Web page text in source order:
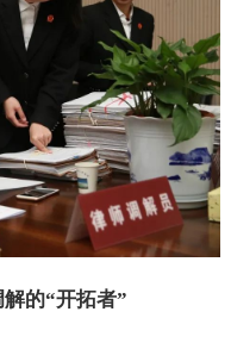
的“开拓者”